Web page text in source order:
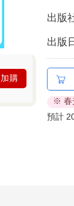
加購
出版
出版
※ 春
預計